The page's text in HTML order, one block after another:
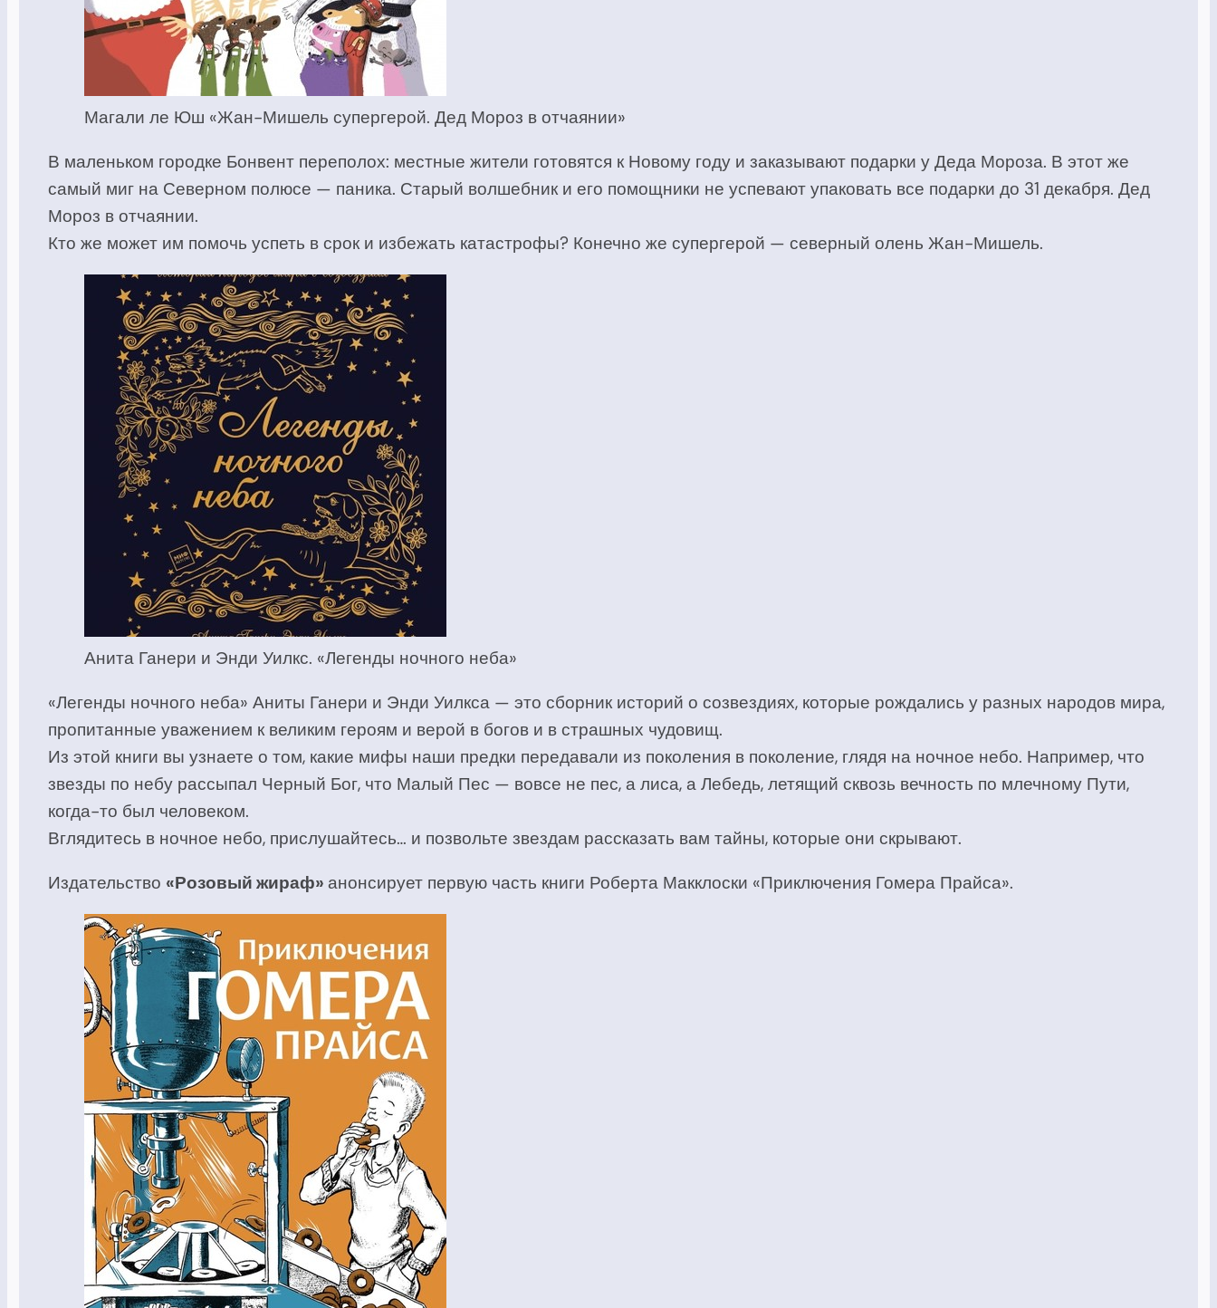
Магали ле Юш «Жан-Мишель супергерой. Дед Мороз в отчаянии»
В маленьком городке Бонвент переполох: местные жители готовятся к Новому году и заказывают подарки у Деда Мороза. В этот же
самый миг на Северном полюсе — паника. Старый волшебник и его помощники не успевают упаковать все подарки до 31 декабря. Дед
Мороз в отчаянии.
Кто же может им помочь успеть в срок и избежать катастрофы? Конечно же супергерой — северный олень Жан-Мишель.
Анита Ганери и Энди Уилкс. «Легенды ночного неба»
«Легенды ночного неба» Аниты Ганери и Энди Уилкса — это сборник историй о созвездиях, которые рождались у разных народов мира,
пропитанные уважением к великим героям и верой в богов и в страшных чудовищ.
Из этой книги вы узнаете о том, какие мифы наши предки передавали из поколения в поколение, глядя на ночное небо. Например, что
звезды по небу рассыпал Черный Бог, что Малый Пес — вовсе не пес, а лиса, а Лебедь, летящий сквозь вечность по млечному Пути,
когда-то был человеком.
Вглядитесь в ночное небо, прислушайтесь… и позвольте звездам рассказать вам тайны, которые они скрывают.
Издательство «Розовый жираф» анонсирует первую часть книги Роберта Макклоски «Приключения Гомера Прайса».